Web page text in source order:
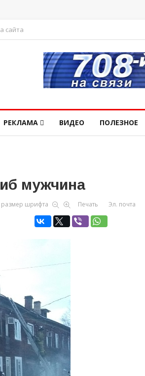
сайта
РЕКЛАМА ВИДЕО ПОЛЕЗНОЕ
мужчина
размер шрифта Печать Эл. почта